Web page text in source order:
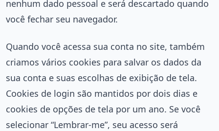
nenhum dado pessoal e será descartado quando
você fechar seu navegador.
Quando você acessa sua conta no site, também
criamos vários cookies para salvar os dados da
sua conta e suas escolhas de exibição de tela.
Cookies de login são mantidos por dois dias e
cookies de opções de tela por um ano. Se você
selecionar “Lembrar-me”, seu acesso será